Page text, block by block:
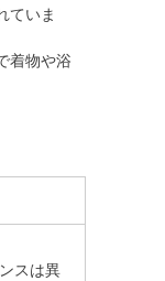
ていま
着物や浴
スは異